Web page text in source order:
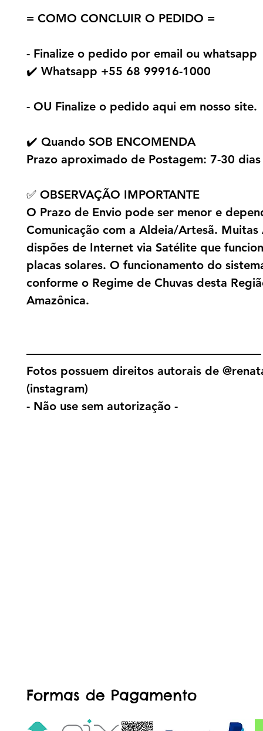
= COMO CONCLUIR O PEDIDO =
- Finalize o pedido por email ou whatsapp
✔️ Whatsapp +55 68 99916-1000
- OU Finalize o pedido aqui em nosso site.
✔️ Quando SOB ENCOMENDA
Prazo aproximado de Postagem: 7-30 dias
✅ OBSERVAÇÃO IMPORTANTE
O Prazo de Envio pode ser menor e
Comunicação com a Aldeia/Artesã. Muitas
dispões de Internet via Satélite que
placas solares. O funcionamento do
conforme o Regime de Chuvas desta
Amazônica.
————————————————————
Fotos possuem direitos autorais de
(instagram)
- Não use sem autorização -
Formas de Pagamento